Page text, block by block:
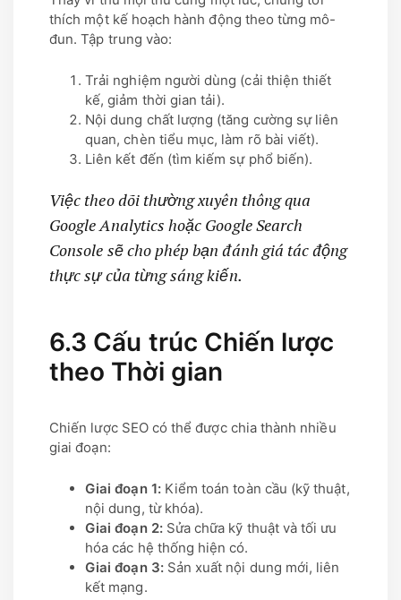
thích một kế hoạch hành động theo từng mô-
đun. Tập trung vào:
Trải nghiệm người dùng (cải thiện thiết
kế, giảm thời gian tải).
Nội dung chất lượng (tăng cường sự liên
quan, chèn tiểu mục, làm rõ bài viết).
Liên kết đến (tìm kiếm sự phổ biến).
Việc theo dõi thường xuyên thông qua
Google Analytics hoặc Google Search
Console sẽ cho phép bạn đánh giá tác động
thực sự của từng sáng kiến.
6.3 Cấu trúc Chiến lược
theo Thời gian
Chiến lược SEO có thể được chia thành nhiều
giai đoạn:
Giai đoạn 1:Kiểm toán toàn cầu (kỹ thuật,
nội dung, từ khóa).
Giai đoạn 2:Sửa chữa kỹ thuật và tối ưu
hóa các hệ thống hiện có.
Giai đoạn 3:Sản xuất nội dung mới, liên
kết mạng.